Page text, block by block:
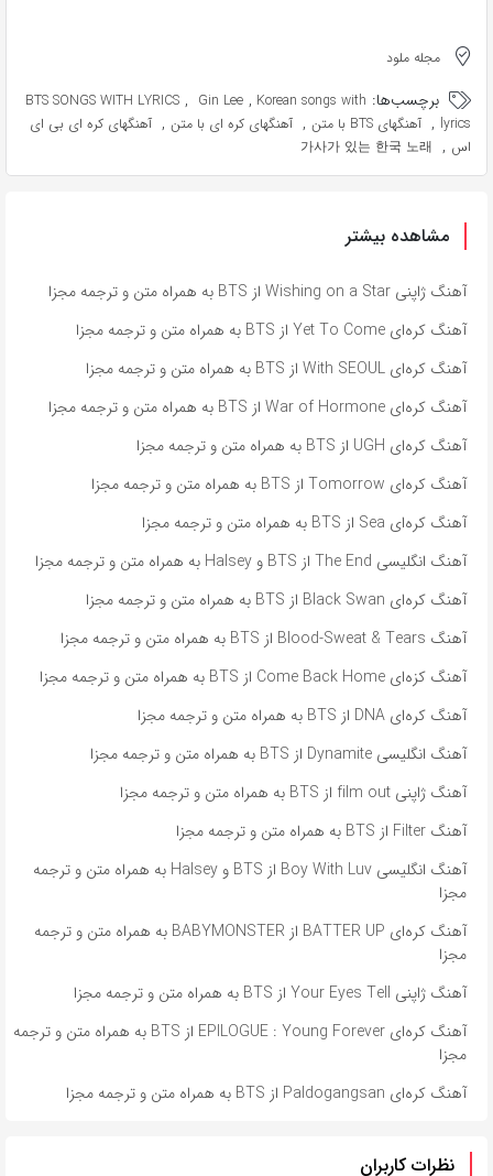
مجله ملود
برچسب‌ها: BTS SONGS WITH LYRICS , Gin Lee , Korean songs with
lyrics
, آهنگهای BTS با متن , آهنگهای کره ای با متن , آهنگهای کره ای بی ای
اس ,
가사가 있는 한국 노래
مشاهده بیشتر
آهنگ ژاپنی Wishing on a Star از BTS به همراه متن و ترجمه مجزا
آهنگ کره‌ای Yet To Come از BTS به همراه متن و ترجمه مجزا
آهنگ کره‌ای With SEOUL از BTS به همراه متن و ترجمه مجزا
آهنگ کره‌ای War of Hormone از BTS به همراه متن و ترجمه مجزا
آهنگ کره‌ای UGH از BTS به همراه متن و ترجمه مجزا
آهنگ کره‌ای Tomorrow از BTS به همراه متن و ترجمه مجزا
آهنگ کره‌ای Sea از BTS به همراه متن و ترجمه مجزا
آهنگ انگلیسی The End از BTS و Halsey به همراه متن و ترجمه مجزا
آهنگ کره‌ای Black Swan از BTS به همراه متن و ترجمه مجزا
آهنگ Blood-Sweat & Tears از BTS به همراه متن و ترجمه مجزا
آهنگ کزه‌ای Come Back Home از BTS به همراه متن و ترجمه مجزا
آهنگ کره‌ای DNA از BTS به همراه متن و ترجمه مجزا
آهنگ انگلیسی Dynamite از BTS به همراه متن و ترجمه مجزا
آهنگ ژاپنی film out از BTS به همراه متن و ترجمه مجزا
آهنگ Filter از BTS به همراه متن و ترجمه مجزا
آهنگ انگلیسی Boy With Luv از BTS و Halsey به همراه متن و ترجمه
مجزا
آهنگ کره‌ای BATTER UP از BABYMONSTER به همراه متن و ترجمه
مجزا
آهنگ ژاپنی Your Eyes Tell از BTS به همراه متن و ترجمه مجزا
آهنگ کره‌ای EPILOGUE : Young Forever از BTS به همراه متن و ترجمه
مجزا
آهنگ کره‌ای Paldogangsan از BTS به همراه متن و ترجمه مجزا
نظرات کاربران